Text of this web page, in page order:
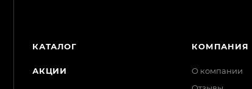
КАТАЛОГ
АКЦИИ
КОМПАНИЯ
О компании